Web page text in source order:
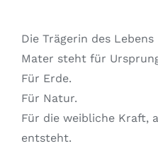
Die Trägerin des Lebens
Mater steht für
Für Erde.
Für Natur.
Für die weibliche Kraft,
entsteht.